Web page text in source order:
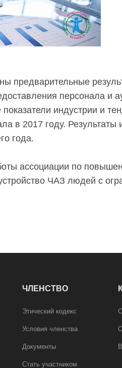
предварительные
персонала и
индустрии и
в 2017 году. Результаты
года.
ассоциации по
ЧАЗ людей с
ЧЛЕНСТВО
Этический кодекс
Условия членства
Документы
Стать участником